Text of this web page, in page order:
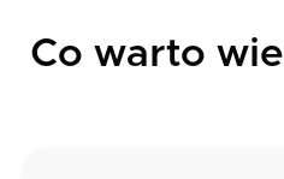
Co warto